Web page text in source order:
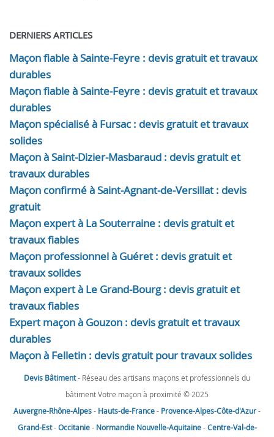
DERNIERS ARTICLES
Maçon fiable à Sainte-Feyre : devis gratuit et travaux
durables
Maçon fiable à Sainte-Feyre : devis gratuit et travaux
durables
Maçon spécialisé à Fursac : devis gratuit et travaux
solides
Maçon à Saint-Dizier-Masbaraud : devis gratuit et
travaux durables
Maçon confirmé à Saint-Agnant-de-Versillat : devis
gratuit
Maçon expert à La Souterraine : devis gratuit et
travaux fiables
Maçon professionnel à Guéret : devis gratuit et
travaux solides
Maçon expert à Le Grand-Bourg : devis gratuit et
travaux fiables
Expert maçon à Gouzon : devis gratuit et travaux
durables
Maçon à Felletin : devis gratuit pour travaux solides
Devis Bâtiment- Réseau des artisans maçons et professionnels du
bâtiment Votre maçon à proximité © 2025
Auvergne-Rhône-Alpes- Hauts-de-France- Provence-Alpes-Côte-d'Azur-
Grand-Est-Occitanie- Normandie Nouvelle-Aquitaine-Centre-Val-de-